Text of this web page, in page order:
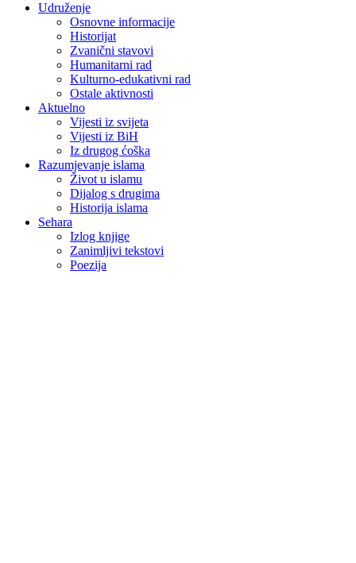
Udruženje
Osnovne informacije
Historijat
Zvanični stavovi
Humanitarni rad
Kulturno-edukativni rad
Ostale aktivnosti
Aktuelno
Vijesti iz svijeta
Vijesti iz BiH
Iz drugog ćoška
Razumjevanje islama
Život u islamu
Dijalog s drugima
Historija islama
Sehara
Izlog knjige
Zanimljivi tekstovi
Poezija